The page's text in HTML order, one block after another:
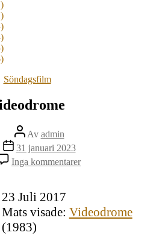
Kategorier
Söndagsfilm
Inläggsförfattare
Av admin
Inläggsdatum
31 januari 2023
Inga kommentarertill
Videodrome
23 Juli 2017
Mats visade: Videodrome
(1983)